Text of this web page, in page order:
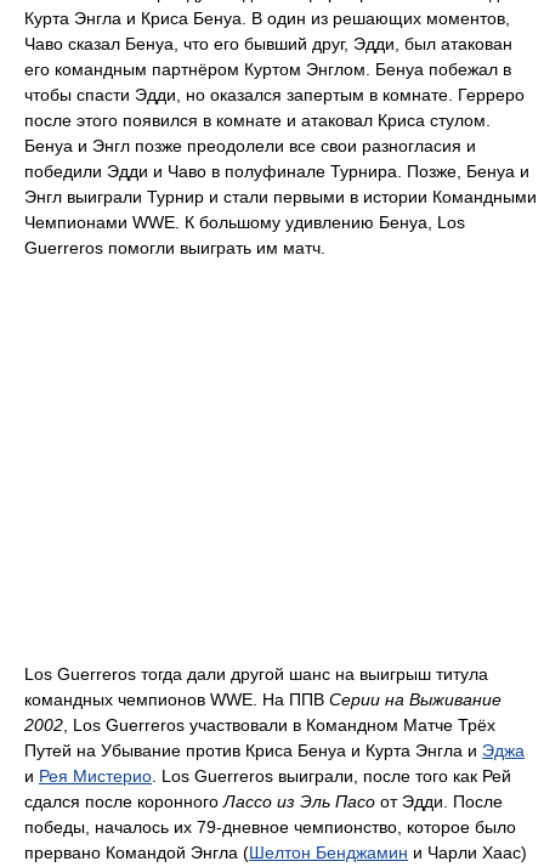
Курта Энгла и Криса Бенуа. В один из решающих моментов,
Чаво сказал Бенуа, что его бывший друг, Эдди, был атакован
его командным партнёром Куртом Энглом. Бенуа побежал в
чтобы спасти Эдди, но оказался запертым в комнате. Герреро
после этого появился в комнате и атаковал Криса стулом.
Бенуа и Энгл позже преодолели все свои разногласия и
победили Эдди и Чаво в полуфинале Турнира. Позже, Бенуа и
Энгл выиграли Турнир и стали первыми в истории Командными
Чемпионами WWE. К большому удивлению Бенуа, Los
Guerreros помогли выиграть им матч.
Los Guerreros тогда дали другой шанс на выигрыш титула
командных чемпионов WWE. На ППВ Серии на Выживание
2002 , Los Guerreros участвовали в Командном Матче Трёх
Путей на Убывание против Криса Бенуа и Курта Энгла и Эджа
и Рея Мистерио . Los Guerreros выиграли, после того как Рей
сдался после коронного Лассо из Эль Пасо от Эдди. После
победы, началось их 79-дневное чемпионство, которое было
прервано Командой Энгла (Шелтон Бенджамин и Чарли Хаас)